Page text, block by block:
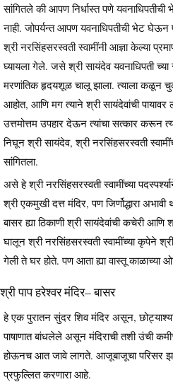
सांगितले की आपण निर्धास्त पणे यवनाधिपतीची
नाही. जोपर्यन्त आपण यवनाधिपतीची भेट
श्री नरसिंहसरस्वती स्वामींनी आज्ञा केल्या
घ्यायला गेले. जसे श्री सायंदेव यवनाधिपती
मरणांतिक हृदयशूळ चालू झाला. त्याला
आहोत, आणि मग त्याने श्री सायंदेवांची पायावर
उत्तमोत्तम उपहार देऊन त्यांचा सत्कार करून
निघून श्री सायंदेव, श्री नरसिंहसरस्वती
सांगितला.
असे हे श्री नरसिंहसरस्वती स्वामींच्या
श्री एकमुखी दत्त मंदिर, पण जिर्णोद्धारा
बासर ह्या ठिकाणी श्री सायंदेवांची कचेरी आणि
घालून श्री नरसिंहसरस्वती स्वामींच्या कृपेने
गेली ते घर होते. पण आता ह्या वास्तू काळाच्या
श्री पाप हरेश्वर मंदिर– बासर
हे एक पुरातन सुंदर शिव मंदिर असून,
पाषाणात बांधलेले असून मंदिराची तशी उंची
होऊनच आत जावे लागते. आजूबाजूचा परिसर
प्रफुल्लित करणारा आहे.